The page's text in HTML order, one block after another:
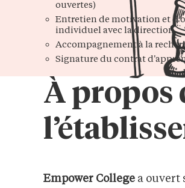
ouvertes)
Entretien de motivation et
individuel avec la direction
Accompagnement à la
Signature du contrat
À propos
Empower College a ouvert